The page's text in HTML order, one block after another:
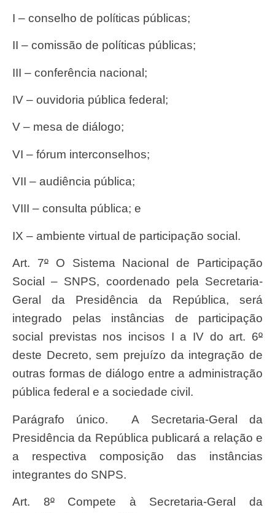
I – conselho de políticas públicas;
II – comissão de políticas públicas;
III – conferência nacional;
IV – ouvidoria pública federal;
V – mesa de diálogo;
VI – fórum interconselhos;
VII – audiência pública;
VIII – consulta pública; e
IX – ambiente virtual de participação social.
Art. 7ºO Sistema Nacional de Participação
Social – SNPS, coordenado pela Secretaria-
Geral da Presidência da República, será
integrado pelas instâncias de participação
social previstas nos incisos I a IV do art. 6º
deste Decreto, sem prejuízo da integração de
outras formas de diálogo entre a administração
pública federal e a sociedade civil.
Parágrafo único. A Secretaria-Geral da
Presidência da República publicará a relação e
a respectiva composição das instâncias
integrantes do SNPS.
Art. 8ºCompete à Secretaria-Geral da